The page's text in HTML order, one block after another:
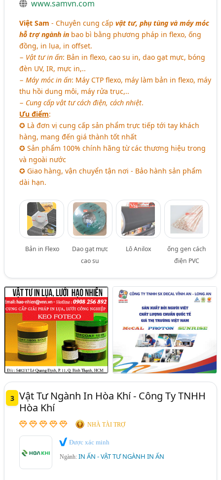
www.samvn.com
Việt Sam- Chuyên cung cấpvật tư, phụ tùng và máy móc
hỗ trợ ngành in bao bì bằng phương pháp in flexo, ống
đồng, in lụa, in offset.
− Vật tư in ấn: Bản in flexo, cao su in, dao gạt mực, bóng
đèn UV, IR, mực in,..
−Máy móc in ấn: Máy CTP flexo, máy làm bản in flexo, máy
thu hồi dung môi, máy rửa trục,..
− Cung cấp vật tư cách điện, cách nhiệt.
Ưu điểm:
✪ Là đơn vị cung cấp sản phẩm trực tiếp tới tay khách
hàng, mang đến giá thành tốt nhất
✪ Sản phẩm 100% chính hãng từ các thương hiệu trong
và ngoài nước
✪ Giao hàng, vận chuyển tận nơi - Bảo hành sản phẩm
dài hạn.
Bản in Flexo
Dao gạt mực
cao su
Lô Anilox
ống gen cách
điện PVC
3 Vật Tư Ngành In Hòa Khí - Công Ty TNHH
Hòa Khí
NHÀ TÀI TRỢ
Được xác minh
Ngành:IN ẤN - VẬT TƯ NGÀNH IN ẤN